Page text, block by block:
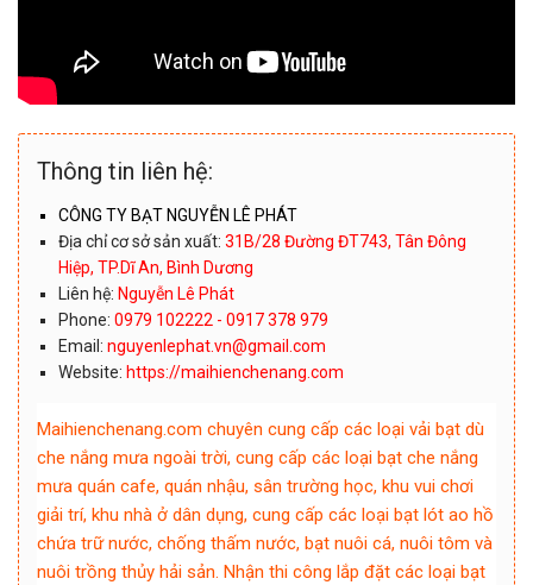
Thông tin liên hệ:
CÔNG TY BẠT NGUYỄN LÊ PHÁT
Địa chỉ cơ sở sản xuất: 31B/28 Đường ĐT743, Tân Đông
Hiệp, TP.Dĩ An, Bình Dương
Liên hệ: Nguyễn Lê Phát
Phone: 0979 102222 - 0917 378 979
Email:nguyenlephat.vn@gmail.com
Website: https://maihienchenang.com
Maihienchenang.com chuyên cung cấp các loại vải bạt dù
che nắng mưa ngoài trời, cung cấp các loại bạt che nắng
mưa quán cafe, quán nhậu, sân trường học, khu vui chơi
giải trí, khu nhà ở dân dụng, cung cấp các loại bạt lót ao hồ
chứa trữ nước, chống thấm nước, bạt nuôi cá, nuôi tôm và
nuôi trồng thủy hải sản. Nhận thi công lắp đặt các loại bạt